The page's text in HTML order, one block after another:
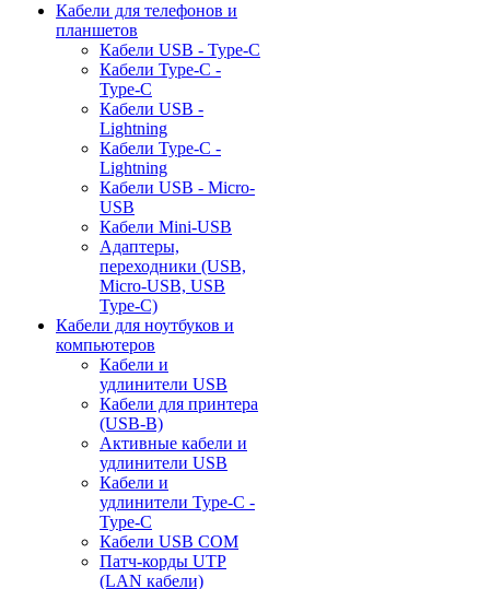
Кабели для телефонов и
планшетов
Кабели USB - Type-C
Кабели Type-C -
Type-C
Кабели USB -
Lightning
Кабели Type-C -
Lightning
Кабели USB - Micro-
USB
Кабели Mini-USB
Адаптеры,
переходники (USB,
Micro-USB, USB
Type-C)
Кабели для ноутбуков и
компьютеров
Кабели и
удлинители USB
Кабели для принтера
(USB-B)
Активные кабели и
удлинители USB
Кабели и
удлинители Type-C -
Type-C
Кабели USB COM
Патч-корды UTP
(LAN кабели)